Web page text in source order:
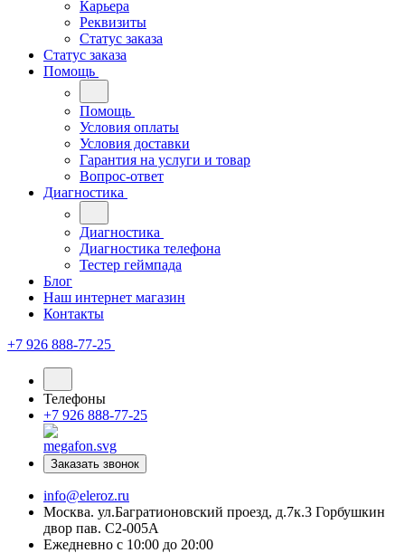
Карьера
Реквизиты
Статус заказа
Статус заказа
Помощь
Помощь
Условия оплаты
Условия доставки
Гарантия на услуги и товар
Вопрос-ответ
Диагностика
Диагностика
Диагностика телефона
Тестер геймпада
Блог
Наш интернет магазин
Контакты
+7 926 888-77-25
Телефоны
+7 926 888-77-25
Заказать звонок
info@eleroz.ru
Москва. ул.Багратионовский проезд, д.7к.3 Горбушкин
двор пав. C2-005A
Ежедневно с 10:00 до 20:00